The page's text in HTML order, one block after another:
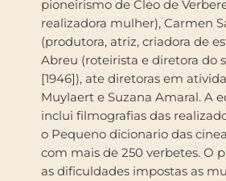
pioneirismo de Cleo de
realizadora mulher), Carmen
(produtora, atriz, criadora de
Abreu (roteirista e diretora do
[1946]), ate diretoras em
Muylaert e Suzana Amaral. A
inclui filmografias das
o Pequeno dicionario das cineastas brasileiras
com mais de 250 verbetes. O
as dificuldades impostas as